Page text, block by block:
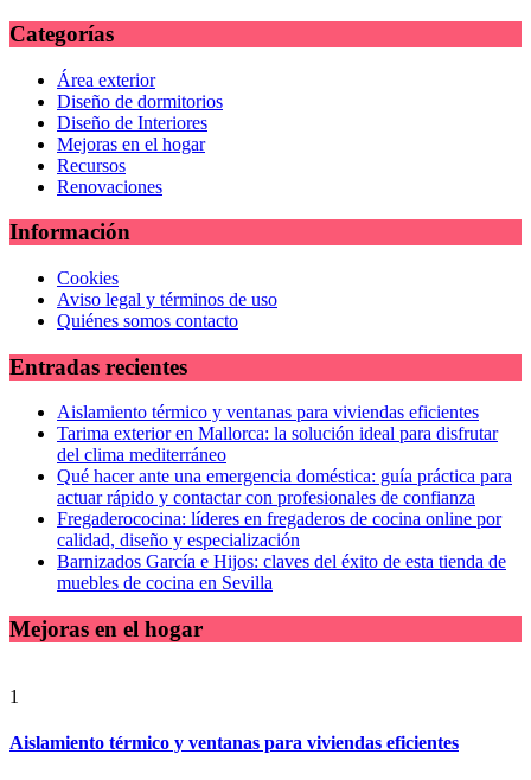
Categorías
Área exterior
Diseño de dormitorios
Diseño de Interiores
Mejoras en el hogar
Recursos
Renovaciones
Información
Cookies
Aviso legal y términos de uso
Quiénes somos contacto
Entradas recientes
Aislamiento térmico y ventanas para viviendas eficientes
Tarima exterior en Mallorca: la solución ideal para disfrutar
del clima mediterráneo
Qué hacer ante una emergencia doméstica: guía práctica para
actuar rápido y contactar con profesionales de confianza
Fregaderococina: líderes en fregaderos de cocina online por
calidad, diseño y especialización
Barnizados García e Hijos: claves del éxito de esta tienda de
muebles de cocina en Sevilla
Mejoras en el hogar
1
Aislamiento térmico y ventanas para viviendas eficientes